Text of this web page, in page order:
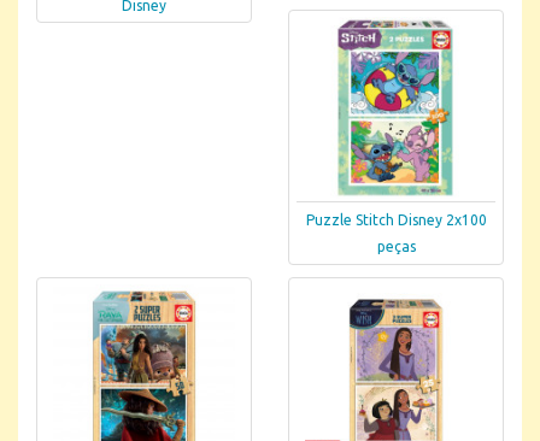
Disney
Puzzle Stitch Disney 2x100
peças